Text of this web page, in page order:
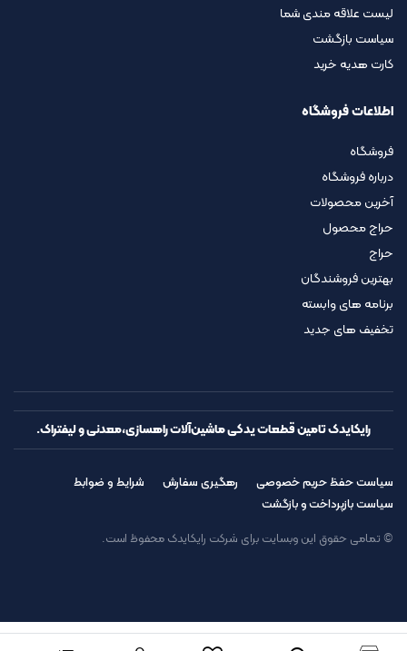
لیست علاقه مندی شما
سیاست بازگشت
کارت هدیه خرید
اطلاعات فروشگاه
فروشگاه
درباره فروشگاه
آخرین محصولات
حراج محصول
حراج
بهترین فروشندگان
برنامه های وابسته
تخفیف های جدید
رایکایدک تامین قطعات یدکی ماشین‌آلات راهسازی،معدنی و لیفتراک.
سیاست حفظ حریم خصوصی رهگیری سفارش
شرایط و ضوابط
سیاست بازپرداخت و بازگشت
© تمامی حقوق این وبسایت برای شرکت رایکایدک محفوظ است.